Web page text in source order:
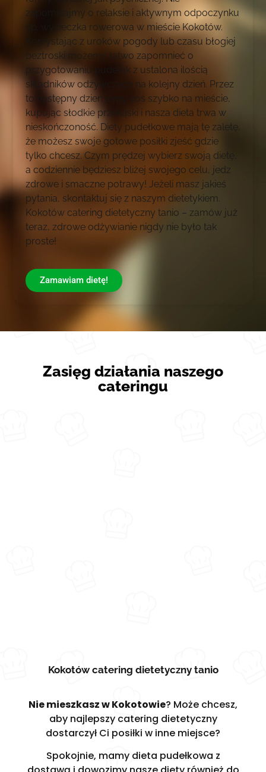
zapominajmy o relaksie i aktywnym odpoczynku
np. wycieczka rowerowa w mieście Kokotów.
Korzystając z uroków pogody lub czasu błogiej
beztroski możemy łatwo zapomnieć o
przygotowaniu pudełek z ustalona ilością
składników odżywczych na kolejny dzień. Przez
to następny dzień jemy coś szybko na mieście,
kupując słodkie przekąski i nasza dieta trwa w
nieskończoność. Diety pudełkowe mają tę zaletę,
że możesz swoje gotowe posiłki zjeść gdzie
tylko chcesz. Czym prędzej wybierz swoją dietę,
a codziennie będziesz bliżej swojego celu, jedz
zdrowe i smaczne potrawy! Jeżeli masz jakieś
pytania, skontaktuj się z naszym dietetykiem.
Kokotów catering dietetyczny tanio – zamów już
teraz, zdrowe odżywianie nigdy nie było tak
proste!
Zamawiam dietę!
Zasięg działania naszego
cateringu
Kokotów catering dietetyczny tanio
Nie mieszkasz w Kokotowie? Może chcesz,
aby najlepszy catering dietetyczny
dostarczył Ci posiłki w inne miejsce?
Spokojnie, mamy dieta pudełkowa z